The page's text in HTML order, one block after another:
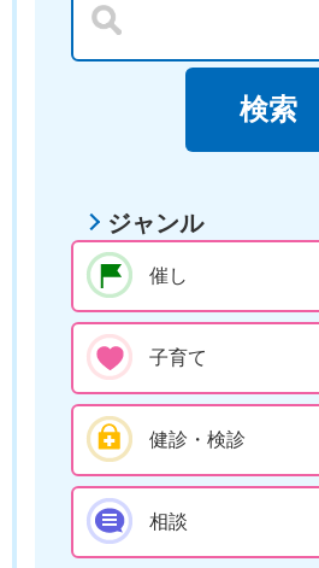
ジャンル
催し
子育て
健診・検診
相談